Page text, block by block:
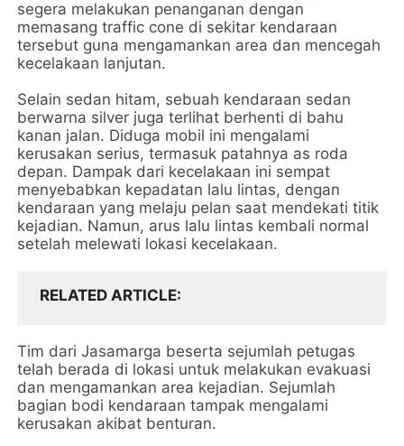
segera melakukan penanganan dengan
memasang traffic cone di sekitar kendaraan
tersebut guna mengamankan area dan mencegah
kecelakaan lanjutan.
Selain sedan hitam, sebuah kendaraan sedan
berwarna silver juga terlihat berhenti di bahu
kanan jalan. Diduga mobil ini mengalami
kerusakan serius, termasuk patahnya as roda
depan. Dampak dari kecelakaan ini sempat
menyebabkan kepadatan lalu lintas, dengan
kendaraan yang melaju pelan saat mendekati titik
kejadian. Namun, arus lalu lintas kembali normal
setelah melewati lokasi kecelakaan.
RELATED ARTICLE
Tim dari Jasamarga beserta sejumlah petugas
telah berada di lokasi untuk melakukan evakuasi
dan mengamankan area kejadian. Sejumlah
bagian bodi kendaraan tampak mengalami
kerusakan akibat benturan.